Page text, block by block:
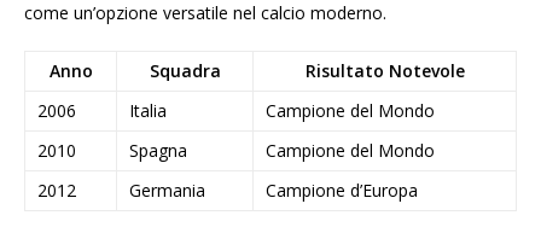
come un’opzione versatile nel calcio moderno.
Anno Squadra
Risultato Notevole
2006
Italia
Campione del Mondo
2010
Spagna
Campione del Mondo
2012
Germania Campione d’Europa